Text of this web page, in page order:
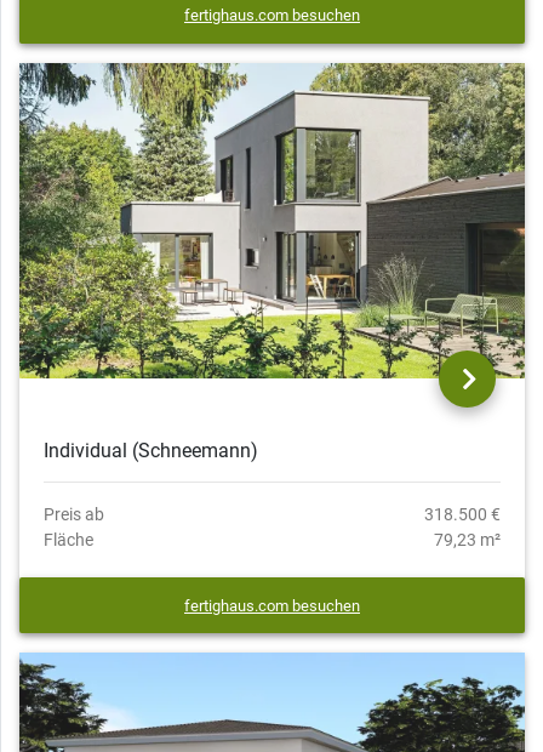
fertighaus.com besuchen
Individual (Schneemann)
Preis ab
318.500 €
Fläche
79,23 m²
fertighaus.com besuchen